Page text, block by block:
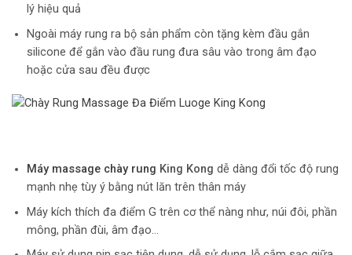
lý hiệu quả
Ngoài máy rung ra bộ sản phẩm còn tặng kèm đầu gắn
silicone để gắn vào đầu rung đưa sâu vào trong âm đạo
hoặc cửa sau đều được
Máy massage chày rung King Kong dễ dàng đổi tốc độ rung
mạnh nhẹ tùy ý bằng nút lăn trên thân máy
Máy kích thích đa điểm G trên cơ thể nàng như, núi đôi, phần
mông, phần đùi, âm đạo…